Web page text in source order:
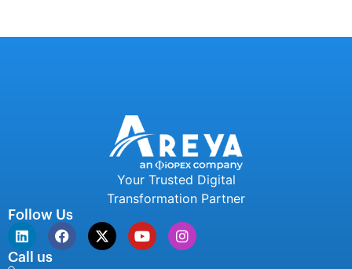
Your Trusted Digital
Transformation Partner
Follow Us
Call us